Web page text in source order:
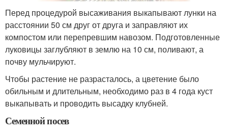
Перед процедурой высаживания выкапывают лунки на
расстоянии 50 см друг от друга и заправляют их
компостом или перепревшим навозом. Подготовленные
луковицы заглубляют в землю на 10 см, поливают, а
почву мульчируют.
Чтобы растение не разрасталось, а цветение было
обильным и длительным, необходимо раз в 4 года куст
выкапывать и проводить высадку клубней.
Семенной посев